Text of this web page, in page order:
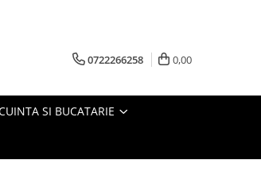
0722266258 0,00
SI BUCATARIE